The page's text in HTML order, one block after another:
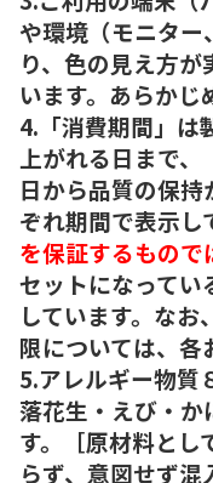
や環境（モニター
り、色の見え方
います。あらかじ
4.「消費期間」は
上がれる日まで、
日から品質の保
ぞれ期間で表示し
を保証するもので
セットになってい
しています。な
限については、各
5.アレルギー物質
落花生・えび・か
す。［原材料とし
らず、意図せず